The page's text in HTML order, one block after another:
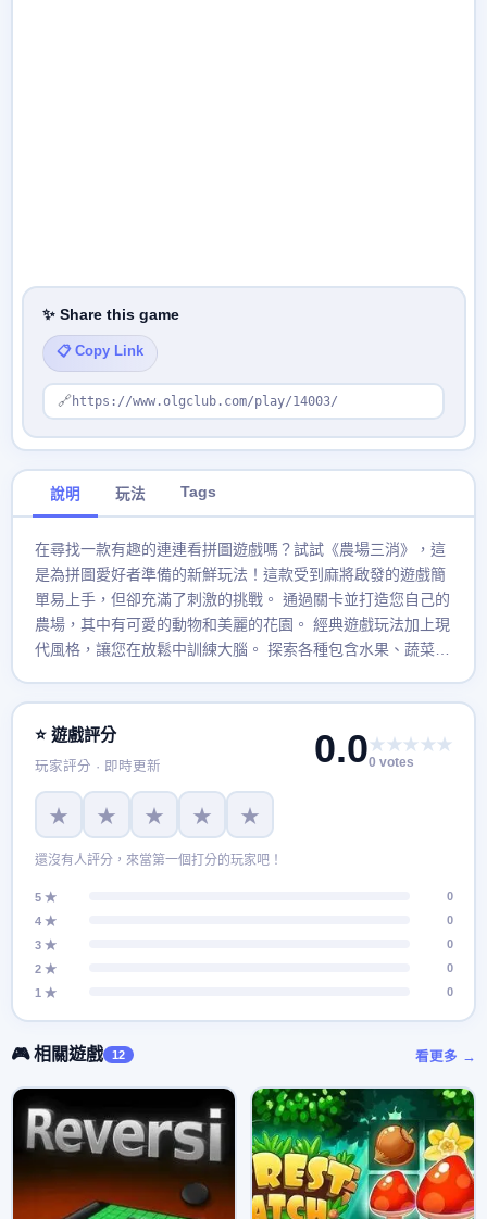
✨ Share this game
📋 Copy Link
🔗 https://www.olgclub.com/play/14003/
說明 玩法 Tags
在尋找一款有趣的連連看拼圖遊戲嗎？試試《農場三消》，這
是為拼圖愛好者準備的新鮮玩法！這款受到麻將啟發的遊戲簡
單易上手，但卻充滿了刺激的挑戰。 通過關卡並打造您自己的
農場，其中有可愛的動物和美麗的花園。 經典遊戲玩法加上現
代風格，讓您在放鬆中訓練大腦。 探索各種包含水果、蔬菜、
⭐ 遊戲評分
玩家評分 · 即時更新 0.0★★★★★
0 votes
★ ★ ★ ★ ★
還沒有人評分，來當第一個打分的玩家吧！
5 ★
0
4 ★
0
3 ★
0
2 ★
0
1 ★
0
🎮 相關遊戲 12 看更多 →